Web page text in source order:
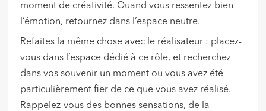
moment de créativité. Quand vous ressentez bien
l’émotion, retournez dans l’espace neutre.
Refaites la même chose avec le réalisateur : placez-
vous dans l’espace dédié à ce rôle, et recherchez
dans vos souvenir un moment ou vous avez été
particulièrement fier de ce que vous avez réalisé.
Rappelez-vous des bonnes sensations, de la